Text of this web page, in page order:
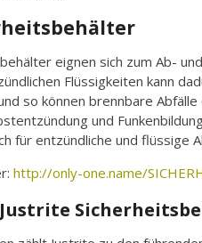
eignen sich zum Ab-
Flüssigkeiten kann
so können brennbare
und
für entzündliche und flüssige
http://only-one.name/